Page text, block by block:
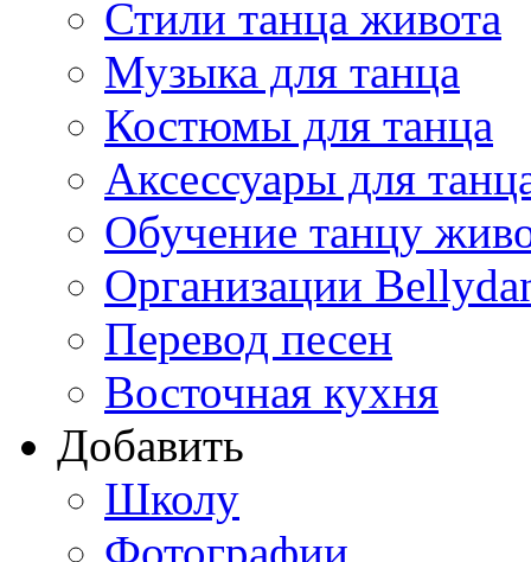
Стили танца живота
Музыка для танца
Костюмы для танца
Аксессуары для
Обучение танцу
Организации
Перевод песен
Восточная кухня
Добавить
Школу